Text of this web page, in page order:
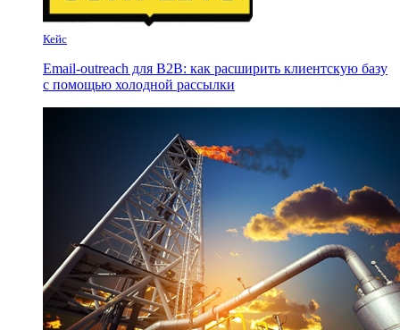
Кейс
Email-outreach для B2B: как расширить клиентскую базу
с помощью холодной рассылки